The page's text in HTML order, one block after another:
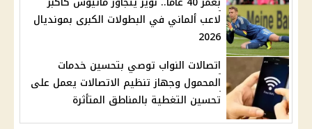
لاعب ألماني في البطولات الكبرى بمونديال
2026
اتصالات النواب توصي بتحسين خدمات
المحمول وجهاز تنظيم الاتصالات يعمل على
تحسين التغطية بالمناطق المتأثرة